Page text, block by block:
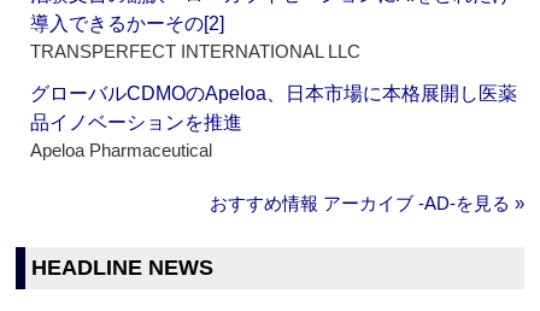
導入できるかーその[2]
TRANSPERFECT INTERNATIONAL LLC
グローバルCDMOのApeloa、日本市場に本格展開し医薬
品イノベーションを推進
Apeloa Pharmaceutical
おすすめ情報 アーカイブ ‐AD‐を見る »
HEADLINE NEWS